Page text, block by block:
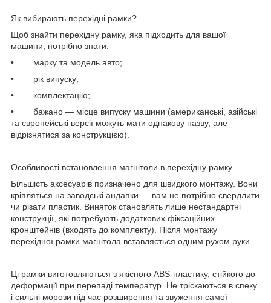
Як вибирають перехідні рамки?
Щоб знайти перехідну рамку, яка підходить для вашої
машини, потрібно знати:
• марку та модель авто;
• рік випуску;
• комплектацію;
• бажано — місце випуску машини (американські, азійські
та європейські версії можуть мати однакову назву, але
відрізнятися за конструкцією).
Особливості встановлення магнітоли в перехідну рамку
Більшість аксесуарів призначено для швидкого монтажу. Вони
кріпляться на заводські андапки — вам не потрібно свердлити
чи різати пластик. Виняток становлять лише нестандартні
конструкції, які потребують додаткових фіксаційних
кронштейнів (входять до комплекту). Після монтажу
перехідної рамки магнітола вставляється одним рухом руки.
Ці рамки виготовляються з якісного ABS-пластику, стійкого до
деформації при перепаді температур. Не тріскаються в спеку
і сильні морози під час розширення та звуження самої